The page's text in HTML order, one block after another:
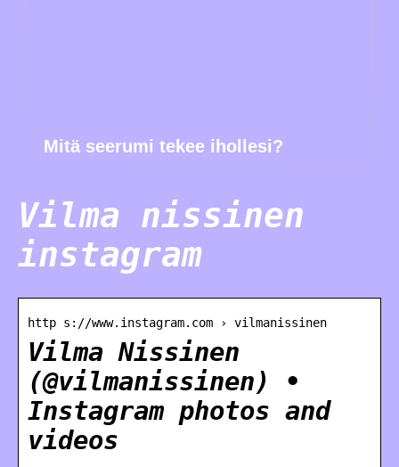
Mitä seerumi tekee ihollesi?
Vilma nissinen
instagram
http s://www.instagram.com › vilmanissinen
Vilma Nissinen
(@vilmanissinen) •
Instagram photos and
videos